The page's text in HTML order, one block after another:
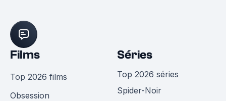
Films
Top 2026 films
Obsession
Séries
Top 2026 séries
Spider-Noir